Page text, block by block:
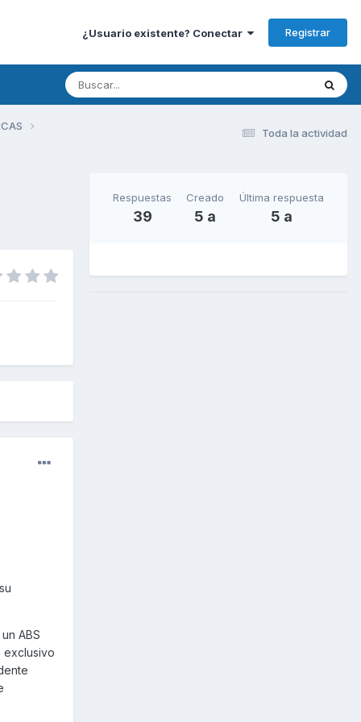
¿Usuario existente? Conectar Registrar
Toda la actividad
ABS
exclusivo
Respuestas
39
Creado
5 a
Última respuesta
5 a